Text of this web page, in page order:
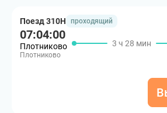
Поезд 310Н проходящий
07:04:00
Плотниково
Плотниково
3 ч 28 мин